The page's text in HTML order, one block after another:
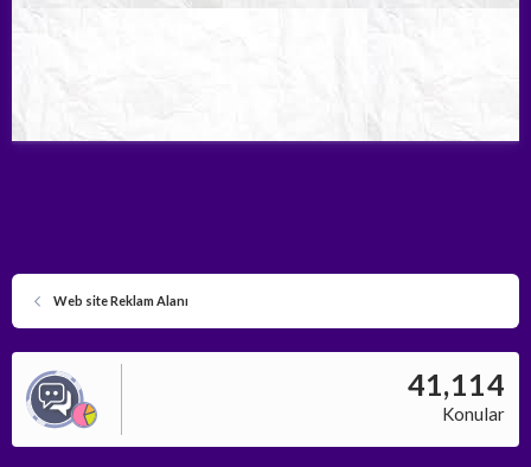
Web site Reklam Alanı
41,114
Konular